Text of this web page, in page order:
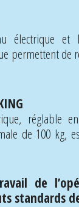
électrique
permettent de
réglable
de 100 kg,
de
standards